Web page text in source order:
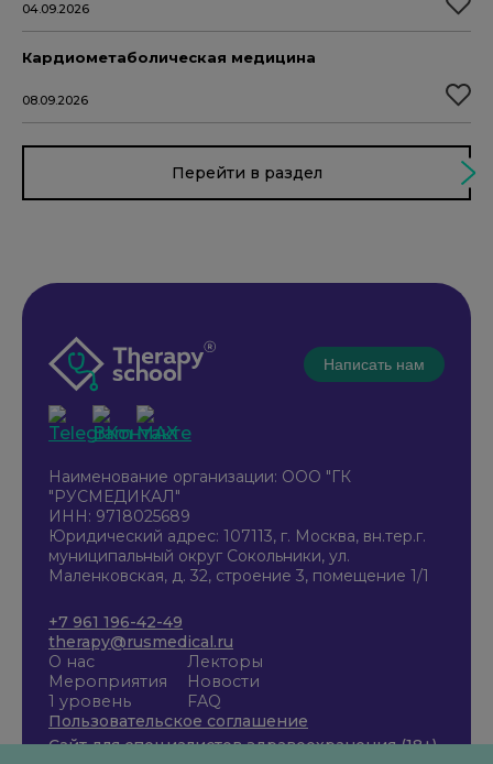
04.09.2026
Кардиометаболическая медицина
08.09.2026
Перейти в раздел
Написать нам
Наименование организации: ООО "ГК
"РУСМЕДИКАЛ"
ИНН: 9718025689
Юридический адрес: 107113, г. Москва, вн.тер.г.
муниципальный округ Сокольники, ул.
Маленковская, д. 32, строение 3, помещение 1/1
+7 961 196-42-49
therapy@rusmedical.ru
О нас
Мероприятия
1 уровень
Лекторы
Новости
FAQ
Пользовательское соглашение
Сайт для специалистов здравоохранения (18+)